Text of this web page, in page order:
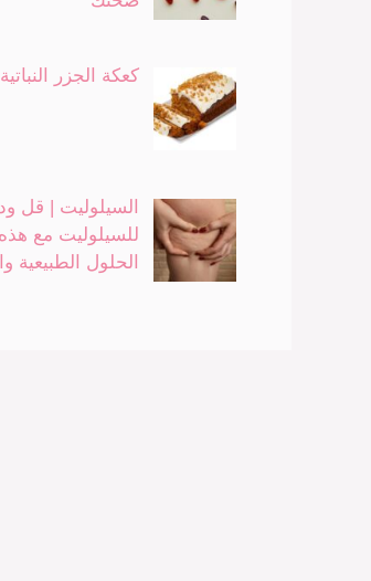
كعكة الجزر النباتية
السيلوليت | قل
للسيلوليت مع هذه
الحلول الطبيعية